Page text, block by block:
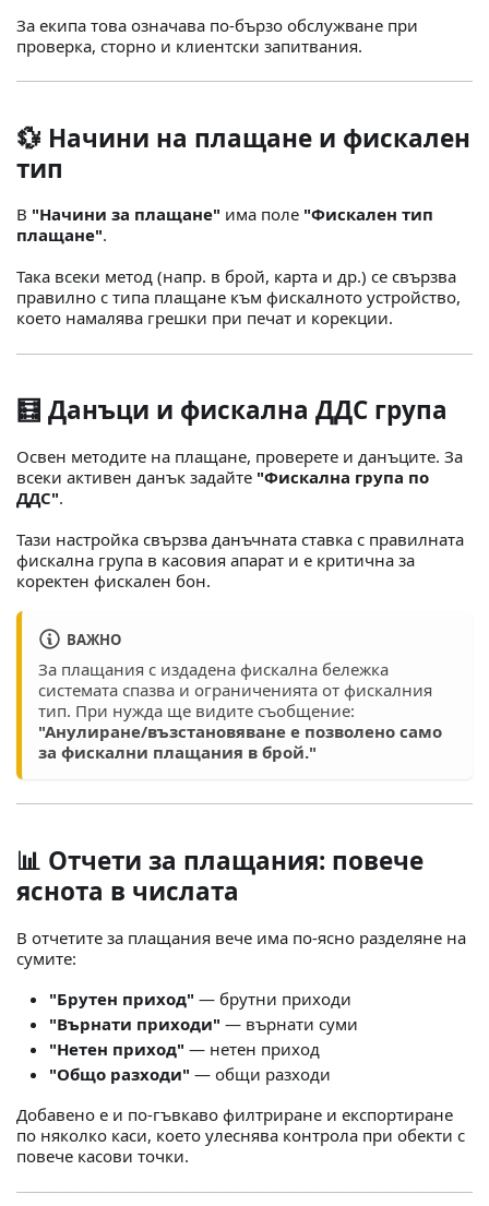
За екипа това означава по-бързо обслужване при
проверка, сторно и клиентски запитвания.
💱 Начини на плащане и фискален
тип
В "Начини за плащане" има поле "Фискален тип
плащане".
Така всеки метод (напр. в брой, карта и др.) се свързва
правилно с типа плащане към фискалното устройство,
което намалява грешки при печат и корекции.
🧮 Данъци и фискална ДДС група
Освен методите на плащане, проверете и данъците. За
всеки активен данък задайте "Фискална група по
ДДС".
Тази настройка свързва данъчната ставка с правилната
фискална група в касовия апарат и е критична за
коректен фискален бон.
ВАЖНО
За плащания с издадена фискална бележка
системата спазва и ограниченията от фискалния
тип. При нужда ще видите съобщение:
"Анулиране/възстановяване е позволено само
за фискални плащания в брой."
📊 Отчети за плащания: повече
яснота в числата
В отчетите за плащания вече има по-ясно разделяне на
сумите:
"Брутен приход" — брутни приходи
"Върнати приходи" — върнати суми
"Нетен приход" — нетен приход
"Общо разходи" — общи разходи
Добавено е и по-гъвкаво филтриране и експортиране
по няколко каси, което улеснява контрола при обекти с
повече касови точки.